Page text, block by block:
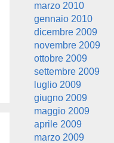
marzo 2010
gennaio 2010
dicembre 2009
novembre 2009
ottobre 2009
settembre 2009
luglio 2009
giugno 2009
maggio 2009
aprile 2009
marzo 2009